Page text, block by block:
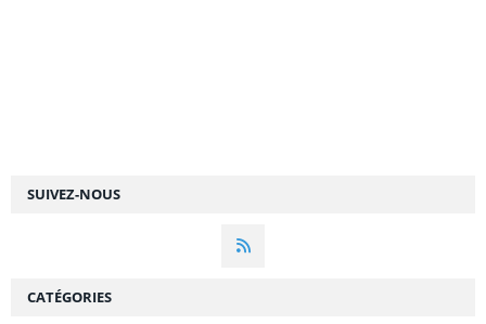
SUIVEZ-NOUS
CATÉGORIES